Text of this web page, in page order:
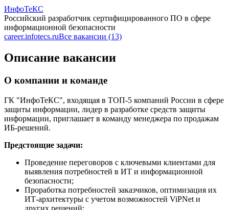
ИнфоТеКС
Российский разработчик сертифицированного ПО в сфере
информационной безопасности
career.infotecs.ruВсе вакансии (13)
Описание вакансии
О компании и команде
ГК "ИнфоТеКС", входящая в ТОП-5 компаний России в сфере
защиты информации, лидер в разработке средств защиты
информации, приглашает в команду менеджера по продажам
ИБ-решений.
Предстоящие задачи:
Проведение переговоров с ключевыми клиентами для
выявления потребностей в ИТ и информационной
безопасности;
Проработка потребностей заказчиков, оптимизация их
ИТ-архитектуры с учетом возможностей ViPNet и
других решений;